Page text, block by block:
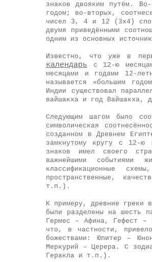
знаков двояким путём.
годом; во-вторых,
чисел 3, 4 и 12 (3х4)
двумя приведёнными
одним из основных
Известно, что уже в
календарь с 12-ю
месяцами и годами 12-
называется «большим
Индии существовал
вайшакха и год Вайшакха,
Следующим шагом было
символическая
созданном в Древнем
замкнутому кругу с 12-ю
знаков имел своего
важнейшими событиями
классификационные
пространственные,
т.п.).
К примеру, древние греки
были разделены на шесть
Гермес – Афина, Гефест
что, в частности,
божествами: Юпитер –
Меркурий – Церера. С
Геракла и т.п.).